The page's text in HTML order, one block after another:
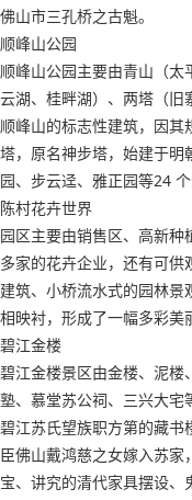
佛山市三孔桥之古魁。
顺峰山公园
顺峰山公园主要由青山（太
云湖、桂畔湖）、两塔（旧
顺峰山的标志性建筑，因其
塔，原名神步塔，始建于
园、步云迳、雅正园等24
陈村花卉世界
园区主要由销售区、高新
多家的花卉企业，还有可
建筑、小桥流水式的园林
相映衬，形成了一幅多彩美
碧江金楼
碧江金楼景区由金楼、泥楼
塾、慕堂苏公祠、三兴大宅
碧江苏氏望族职方第的藏书
臣佛山戴鸿慈之女嫁入苏家
宝、讲究的清代家具摆设、